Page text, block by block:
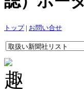
トップ| お問い合せ